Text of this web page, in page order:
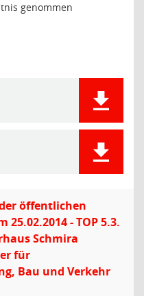
genommen
öffentlichen
25.02.2014 - TOP 5.3.
Schmira
für
Bau und Verkehr